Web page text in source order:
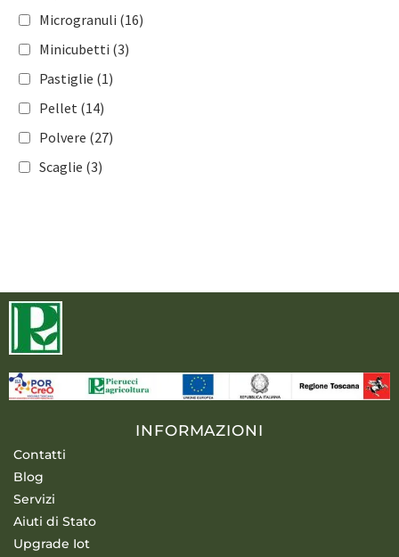
(183)
(181)
(117)
(98)
(108)
Microgranuli (16)
Minicubetti (3)
Pastiglie (1)
Pellet (14)
Polvere (27)
Scaglie (3)
INFORMAZIONI
Contatti
Blog
Servizi
Aiuti di Stato
Upgrade Iot